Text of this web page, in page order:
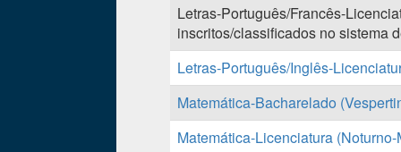
Letras-Português/Francês-
inscritos/classificados no sistema
Letras-Português/Inglês-
Matemática-Bacharelado
Matemática-Licenciatura